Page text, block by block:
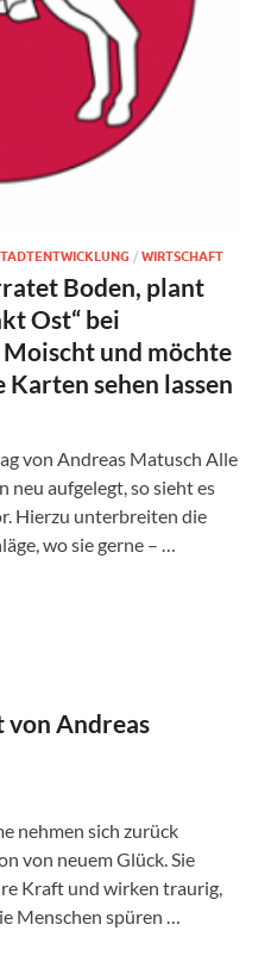
/ WIRTSCHAFT
Boden, plant
Ost“ bei
und möchte
sehen lassen
von Andreas Matusch Alle
neu aufgelegt, so sieht es
Hierzu unterbreiten die
wo sie gerne – …
von Andreas
nehmen sich zurück
von neuem Glück. Sie
Kraft und wirken traurig,
Menschen spüren …